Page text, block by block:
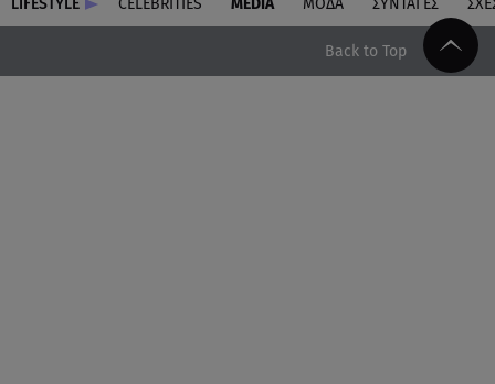
LIFESTYLE CELEBRITIES MEDIA ΜΟΔΑ ΣΥΝΤΑΓΕΣ
Back to Top